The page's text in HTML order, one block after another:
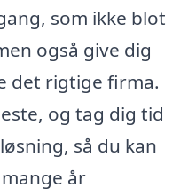
som ikke blot
også give dig
det rigtige firma.
og tag dig tid
så du kan
år